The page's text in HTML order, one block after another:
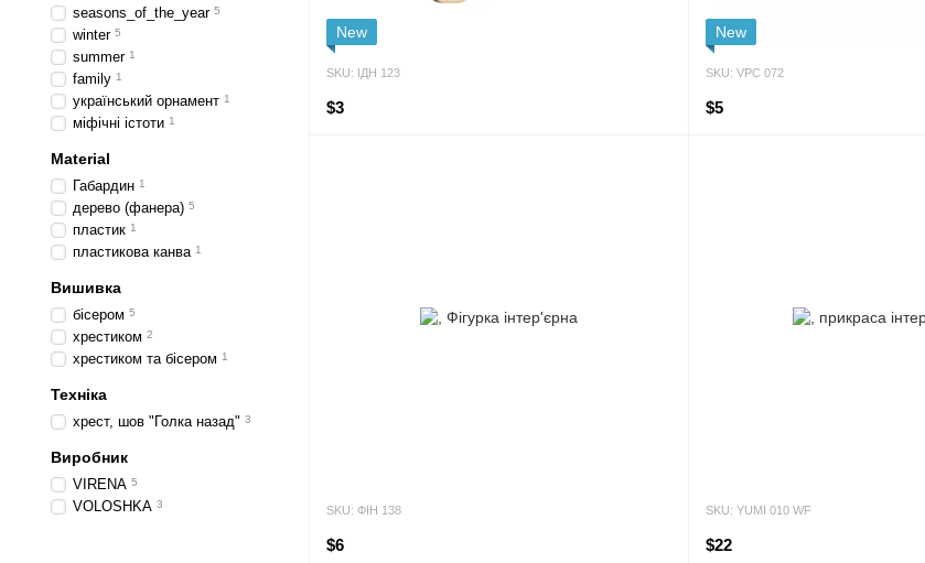
New
SKU: ІДН 123
$3
New
SKU: VPC 072
$5
SKU: ФІН 138
$6
SKU: YUMI 010 WF
$22
seasons_of_the_year 5
winter 5
summer 1
family 1
український орнамент 1
міфічні істоти 1
Material
Габардин 1
дерево (фанера) 5
пластик 1
пластикова канва 1
Вишивка
бісером 5
хрестиком 2
хрестиком та бісером 1
Техніка
хрест, шов "Голка назад" 3
Виробник
VIRENA 5
VOLOSHKA 3